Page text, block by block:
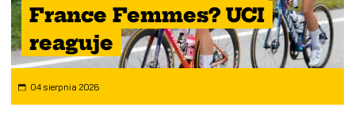
France Femmes? UCI
reaguje
04 sierpnia 2026